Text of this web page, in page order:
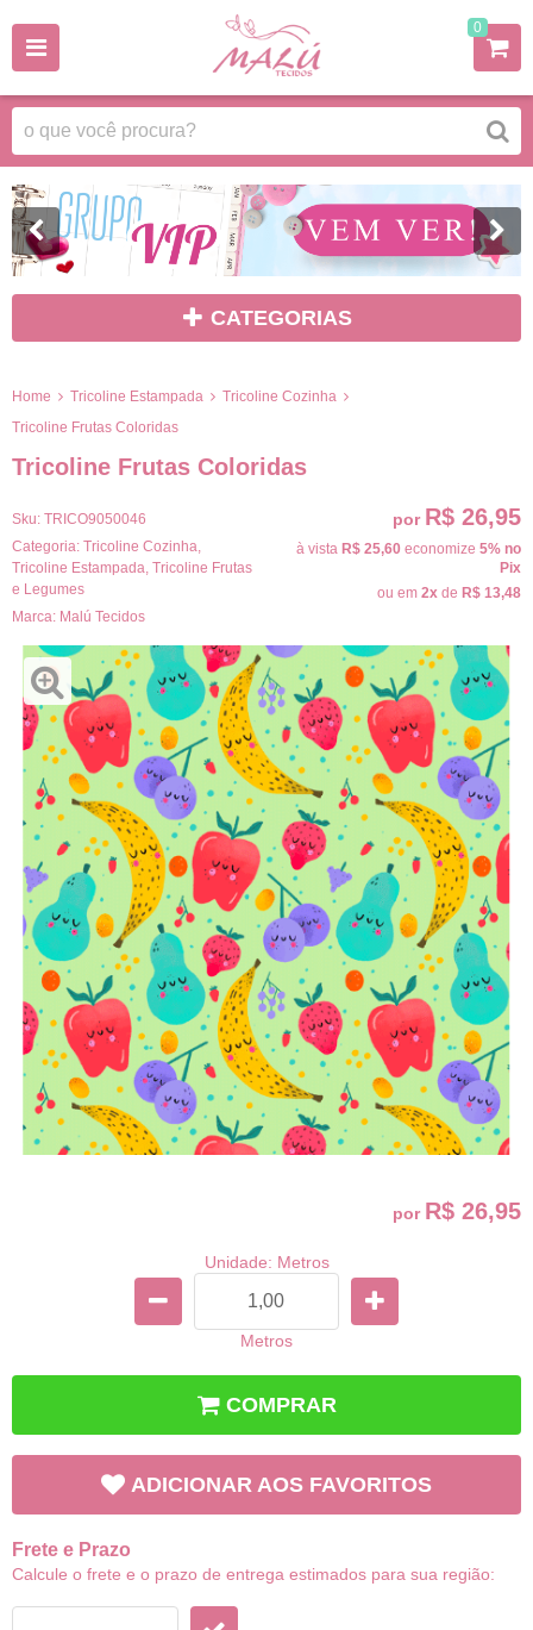
0
CATEGORIAS
Home Tricoline Estampada
Tricoline Cozinha
Tricoline Frutas Coloridas
Tricoline Frutas Coloridas
Sku: TRICO9050046
Categoria: Tricoline Cozinha
Tricoline Estampada Tricoline Frutas
e Legumes
Marca: Malú Tecidos
por R$ 26,95
à vista R$ 25,60 economize 5% no
Pix
ou em 2x de R$ 13,48
por R$ 26,95
Unidade: Metros
Metros
COMPRAR
ADICIONAR AOS FAVORITOS
Frete e Prazo
Calcule o frete e o prazo de entrega estimados para sua região: